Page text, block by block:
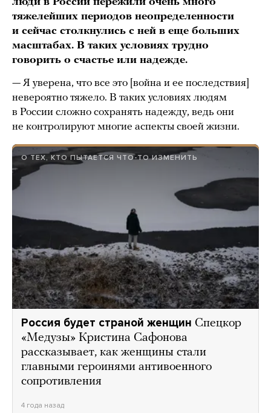
тяжелейших периодов неопределенности
и сейчас столкнулись с ней в еще больших
масштабах. В таких условиях трудно
говорить о счастье или надежде.
— Я уверена, что все это [война и ее последствия]
невероятно тяжело. В таких условиях людям
в России сложно сохранять надежду, ведь они
не контролируют многие аспекты своей жизни.
О ТЕХ, КТО ПЫТАЕТСЯ ЧТО-ТО ИЗМЕНИТЬ
Россия будет страной женщин Спецкор
«Медузы» Кристина Сафонова
рассказывает, как женщины стали
главными героинями антивоенного
сопротивления
4 года назад